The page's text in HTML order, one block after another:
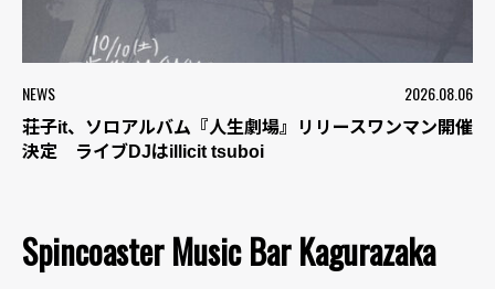
NEWS 2026.08.06
荘子it、ソロアルバム『人生劇場』リリースワンマン開催
決定 ライブDJはillicit tsuboi
Spincoaster Music Bar Kagurazaka